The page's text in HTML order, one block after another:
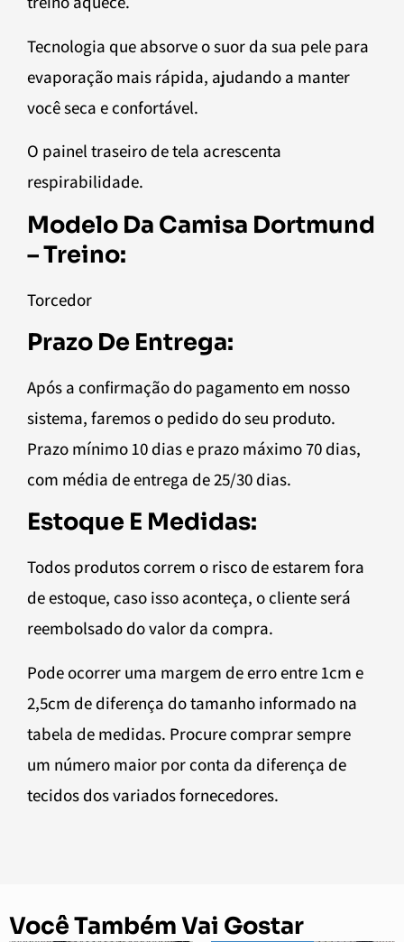
Tecnologia que absorve o suor da sua pele para
evaporação mais rápida, ajudando a manter
você seca e confortável.
O painel traseiro de tela acrescenta
respirabilidade.
Modelo Da Camisa Dortmund
– Treino:
Torcedor
Prazo De Entrega:
Após a confirmação do pagamento em nosso
sistema, faremos o pedido do seu produto.
Prazo mínimo 10 dias e prazo máximo 70 dias,
com média de entrega de 25/30 dias.
Estoque E Medidas:
Todos produtos correm o risco de estarem fora
de estoque, caso isso aconteça, o cliente será
reembolsado do valor da compra.
Pode ocorrer uma margem de erro entre 1cm e
2,5cm de diferença do tamanho informado na
tabela de medidas. Procure comprar sempre
um número maior por conta da diferença de
tecidos dos variados fornecedores.
Você Também Vai Gostar